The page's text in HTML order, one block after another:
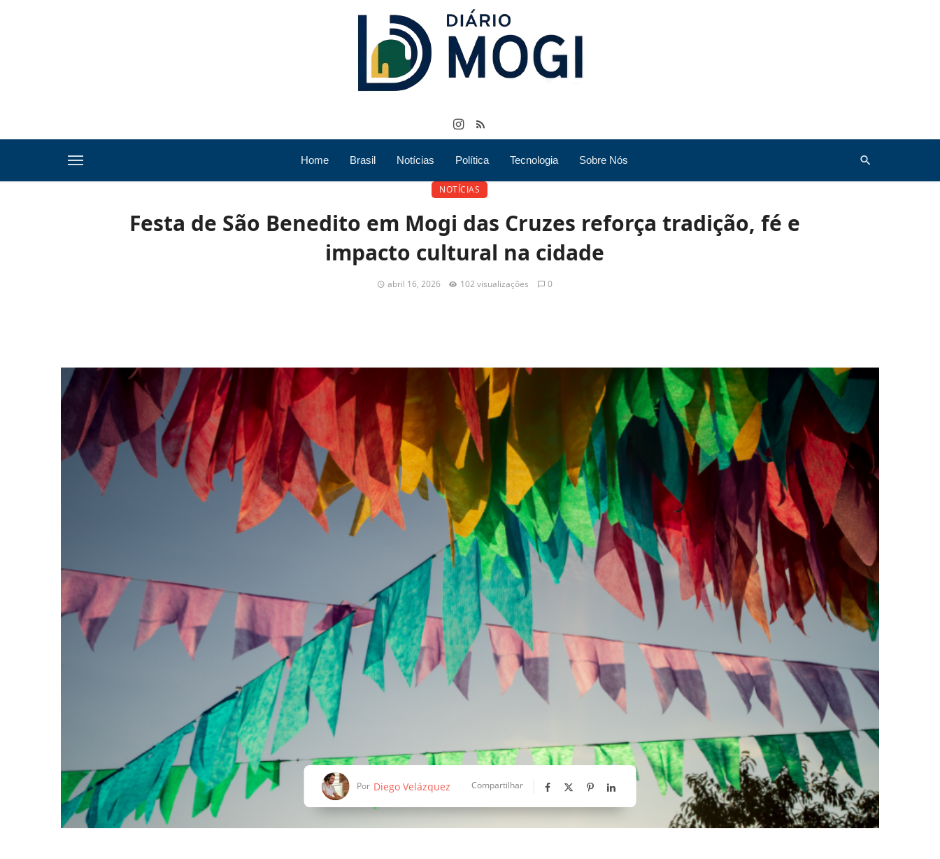
Home Brasil Notícias Política Tecnologia Sobre Nós
NOTÍCIAS
Festa de São Benedito em Mogi das Cruzes reforça tradição, fé e
impacto cultural na cidade
abril 16, 2026 102 visualizações 0
Por Diego Velázquez Compartilhar